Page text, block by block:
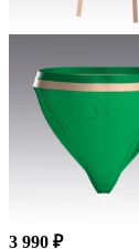
3 990 ₽